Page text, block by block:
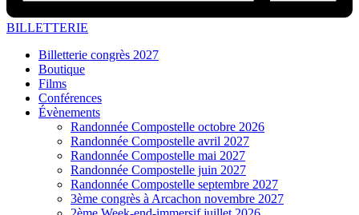
BILLETTERIE
Billetterie congrès 2027
Boutique
Films
Conférences
Évènements
Randonnée Compostelle octobre 2026
Randonnée Compostelle avril 2027
Randonnée Compostelle mai 2027
Randonnée Compostelle juin 2027
Randonnée Compostelle septembre 2027
3ème congrès à Arcachon novembre 2027